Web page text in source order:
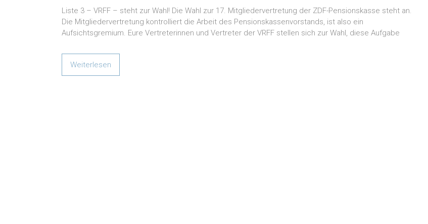
Liste 3 – VRFF – steht zur Wahl! Die Wahl zur 17. Mitgliedervertretung der ZDF-Pensionskasse steht an.
Die Mitgliedervertretung kontrolliert die Arbeit des Pensionskassenvorstands, ist also ein
Aufsichtsgremium. Eure Vertreterinnen und Vertreter der VRFF stellen sich zur Wahl, diese Aufgabe
Weiterlesen